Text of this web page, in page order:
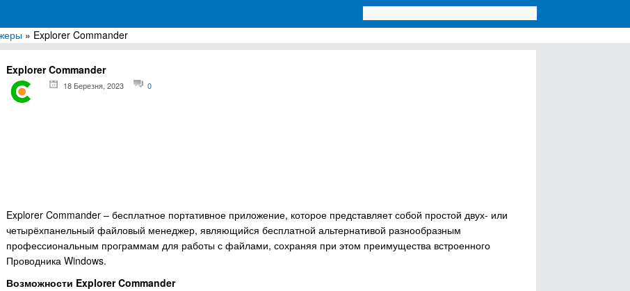
для Windows
» Explorer Commander
Explorer Commander
18 Березня, 2023 0
Explorer Commander – бесплатное портативное приложение, которое представляет собой простой двух- или
четырёхпанельный файловый менеджер, являющийся бесплатной альтернативой разнообразным
профессиональным программам для работы с файлами, сохраняя при этом преимущества встроенного
Проводника Windows.
Возможности Explorer Commander